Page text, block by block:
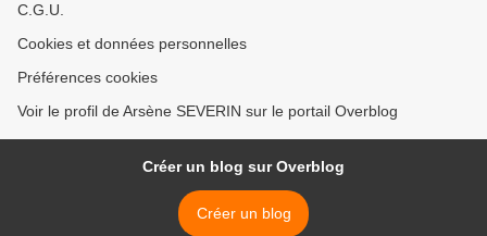
C.G.U.
Cookies et données personnelles
Préférences cookies
Voir le profil de Arsène SEVERIN sur le portail Overblog
Créer un blog sur Overblog
Créer un blog